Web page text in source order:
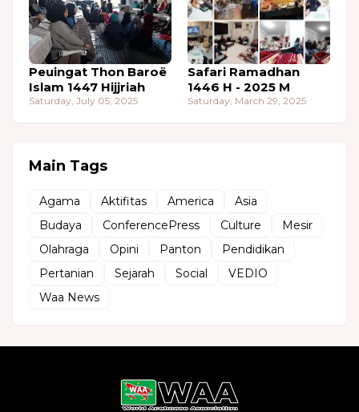
Peuingat Thon Baroë
Islam 1447 Hijjriah
Saturday, July 05, 2025
Safari Ramadhan
1446 H - 2025 M
Saturday, March 29, 2025
Main Tags
Agama Aktifitas America
Asia
Budaya
ConferencePress Culture
Mesir
Olahraga
Opini Panton
Pendidikan
Pertanian
Sejarah Social
VEDIO
Waa News